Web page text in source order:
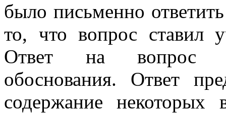
было письменно
то, что вопрос ставил
Ответ на вопрос
обоснования. Ответ
содержание